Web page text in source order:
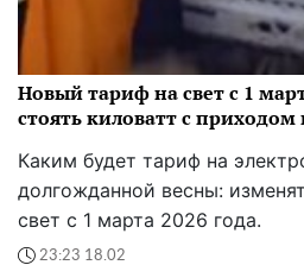
Новый тариф на свет с 1
стоять киловатт с приходом
Каким будет тариф на
долгожданной весны:
свет с 1 марта 2026 года.
23:23 18.02